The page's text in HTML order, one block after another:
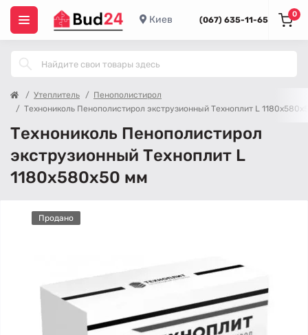
Киев (067) 635-11-65
0
Утеплитель
Пенополистирол
Технониколь Пенополистирол экструзионный Техноплит L
Технониколь Пенополистирол
экструзионный Техноплит L
1180x580x50 мм
Продано